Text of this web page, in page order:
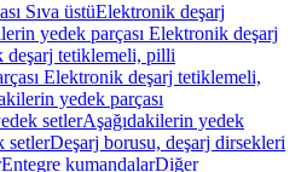
Sıva üstüElektronik deşarj
yedek parçası Elektronik deşarj
deşarj tetiklemeli, pilli
Elektronik deşarj tetiklemeli,
yedek parçası
setlerAşağıdakilerin yedek
setlerDeşarj borusu, deşarj dirsekleri
Entegre kumandalarDiğer